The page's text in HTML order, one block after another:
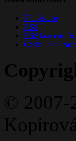
Přihlásit se
RSS
RSS komentářů
Česká lokalizace
© 2007-